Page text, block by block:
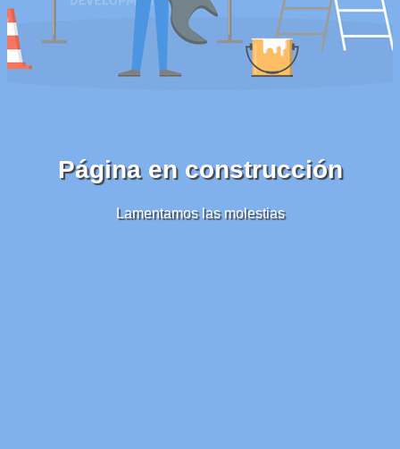
Página en construcción
Lamentamos las molestias